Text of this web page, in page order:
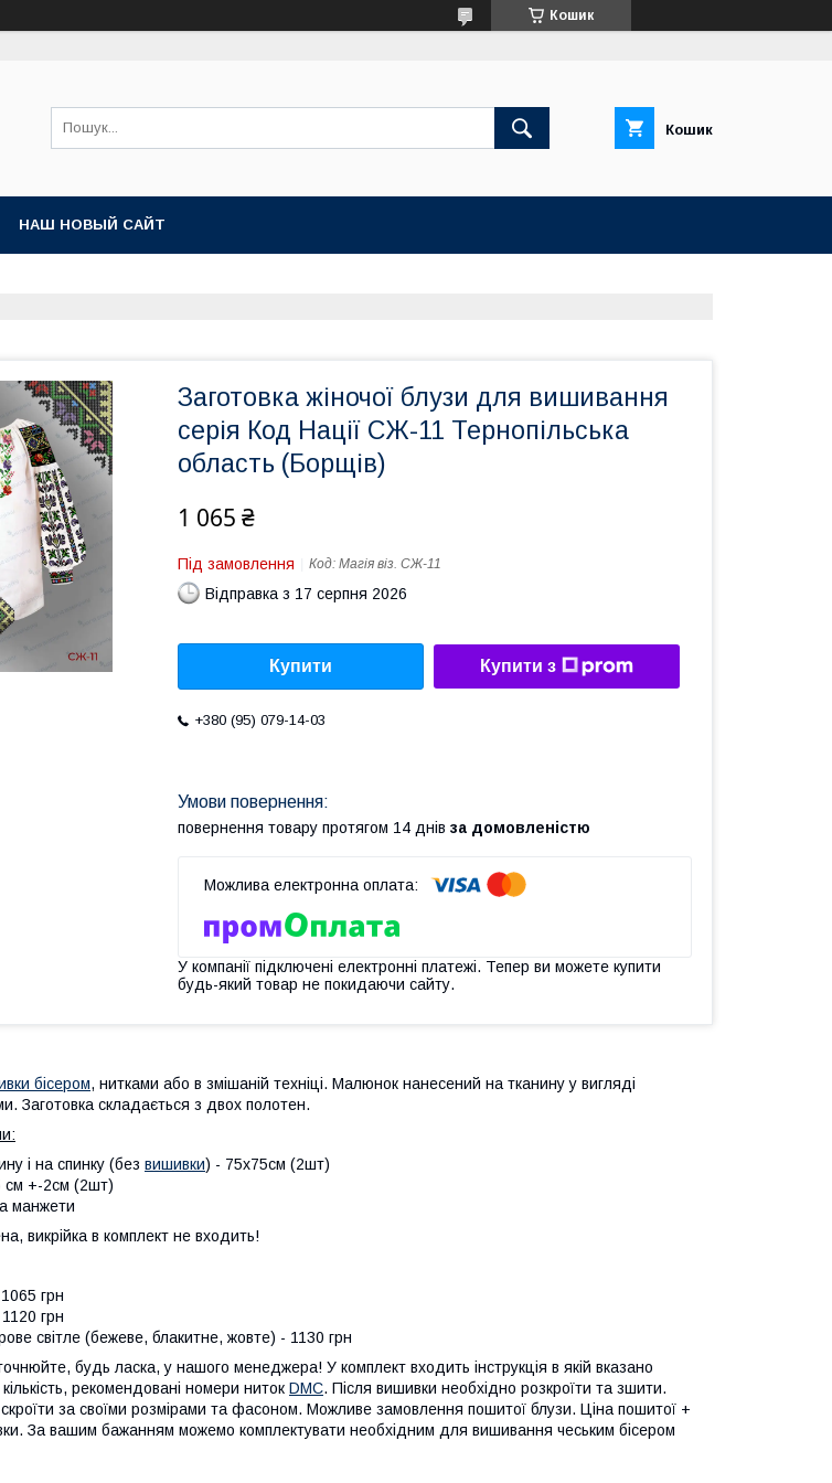
Кошик
Кошик
НАШ НОВЫЙ САЙТ
Заготовка жіночої блузи для вишивання
серія Код Нації СЖ-11 Тернопільська
область (Борщів)
1 065 ₴
Під замовлення Код: Магiя вiз. СЖ-11
Відправка з 17 серпня 2026
Купити Купити з
+380 (95) 079-14-03
повернення товару протягом 14 днів за домовленістю
У компанії підключені електронні платежі. Тепер ви можете купити
будь-який товар не покидаючи сайту.
бісером, нитками або в змішаній техніці. Малюнок нанесений на тканину у вигляді
Заготовка складається з двох полотен.
і на спинку (без вишивки) - 75х75см (2шт)
см +-2см (2шт)
манжети
викрійка в комплект не входить!
грн
грн
світле (бежеве, блакитне, жовте) - 1130 грн
будь ласка, у нашого менеджера! У комплект входить інструкція в якій вказано
рекомендовані номери ниток DMC. Після вишивки необхідно розкроїти та зшити.
за своїми розмірами та фасоном. Можливе замовлення пошитої блузи. Ціна пошитої +
За вашим бажанням можемо комплектувати необхідним для вишивання чеським бісером